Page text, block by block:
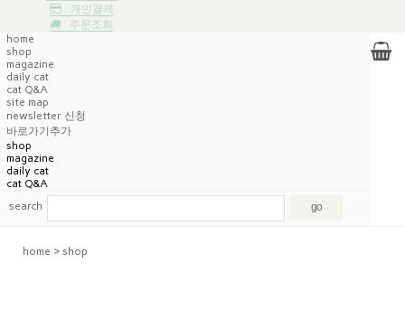
개인결제
주문조회
home
shop
magazine
daily cat
cat Q&A
site map
newsletter 신청
바로가기추가
shop
magazine
daily cat
cat Q&A
search
home > shop